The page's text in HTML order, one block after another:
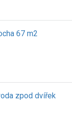
67 m2
zpod dvířek